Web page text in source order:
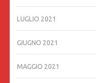
LUGLIO 2021
GIUGNO 2021
MAGGIO 2021